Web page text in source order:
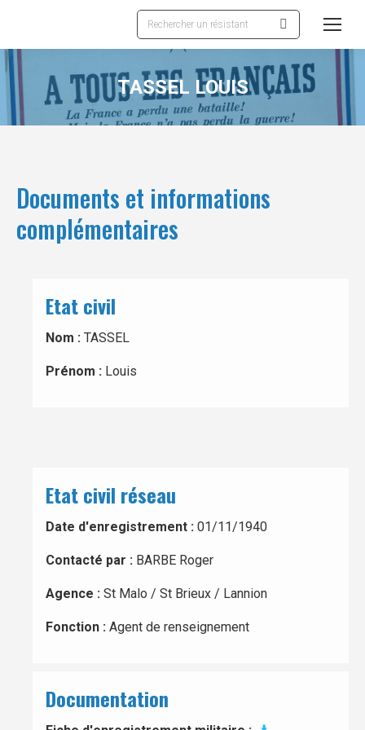
Recherche
:
TASSEL LOUIS
Documents et informations
complémentaires
Etat civil
Nom : TASSEL
Prénom : Louis
Etat civil réseau
Date d'enregistrement : 01/11/1940
Contacté par : BARBE Roger
Agence : St Malo / St Brieux / Lannion
Fonction : Agent de renseignement
Documentation